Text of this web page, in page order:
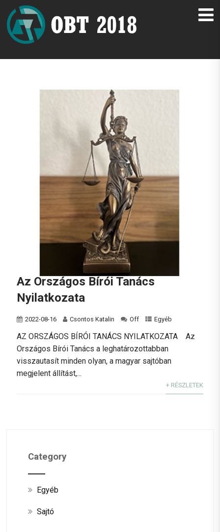
Az Országos Bírói Tanács
Nyilatkozata
2022-08-16 Csontos Katalin Off Egyéb
AZ ORSZÁGOS BÍRÓI TANÁCS NYILATKOZATA Az
Országos Bírói Tanács a leghatározottabban
visszautasít minden olyan, a magyar sajtóban
megjelent állítást,...
+ RÉSZLETEK
Category
Egyéb
Sajtó